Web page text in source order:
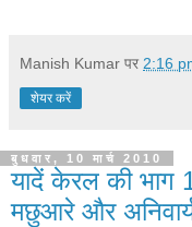
Manish Kumar पर 2:16
शेयर करें
बुधवार, 10 मार्च 2010
यादें केरल की भाग
मछुआरे और